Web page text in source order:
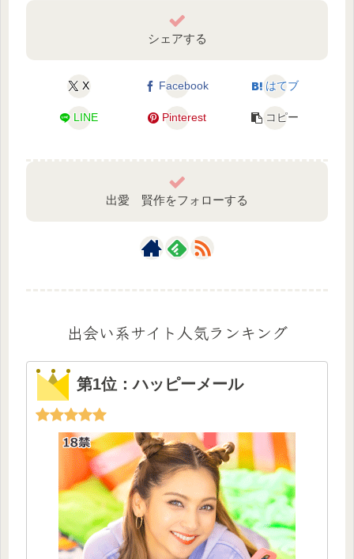
シェアする
X Facebook はてブ
LINE Pinterest コピー
出愛 賢作をフォローする
出会い系サイト人気ランキング
第1位：ハッピーメール